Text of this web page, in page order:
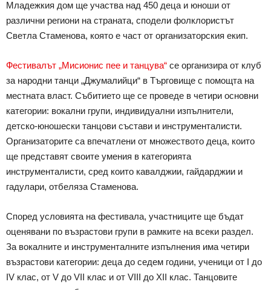
Младежкия дом ще участва над 450 деца и юноши от
различни региони на страната, сподели фолклористът
Светла Стаменова, която е част от организаторския екип.
Фестивалът „Мисионис пее и танцува“ се организира от клуб
за народни танци „Джумалийци“ в Търговище с помощта на
местната власт. Събитието ще се проведе в четири основни
категории: вокални групи, индивидуални изпълнители,
детско-юношески танцови състави и инструменталисти.
Организаторите са впечатлени от множеството деца, които
ще представят своите умения в категорията
инструменталисти, сред които кавалджии, гайдарджии и
гадулари, отбеляза Стаменова.
Според условията на фестивала, участниците ще бъдат
оценявани по възрастови групи в рамките на всеки раздел.
За вокалните и инструменталните изпълнения има четири
възрастови категории: деца до седем години, ученици от I до
IV клас, от V до VII клас и от VIII до XII клас. Танцовите